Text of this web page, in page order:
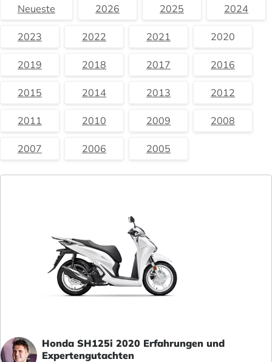
Neueste 2026 2025 2024
2023 2022 2021 2020
2019 2018 2017 2016
2015 2014 2013 2012
2011 2010 2009 2008
2007 2006 2005
Honda SH125i 2020 Erfahrungen und
Expertengutachten